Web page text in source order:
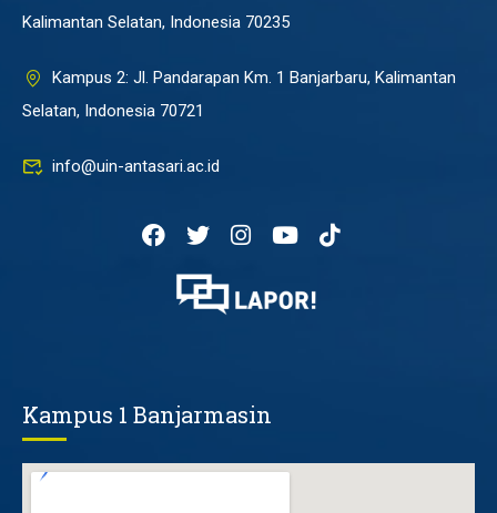
Kalimantan Selatan, Indonesia 70235
Kampus 2: Jl. Pandarapan Km. 1 Banjarbaru, Kalimantan
Selatan, Indonesia 70721
info@uin-antasari.ac.id
Kampus 1 Banjarmasin